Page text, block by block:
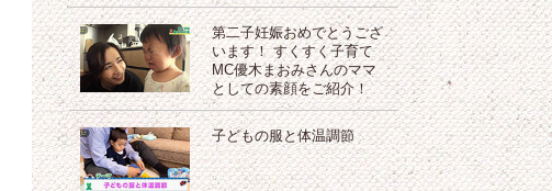
第二子妊娠おめでとうござ
います！ すくすく子育て
MC優木まおみさんのママ
としての素顔をご紹介！
子どもの服と体温調節